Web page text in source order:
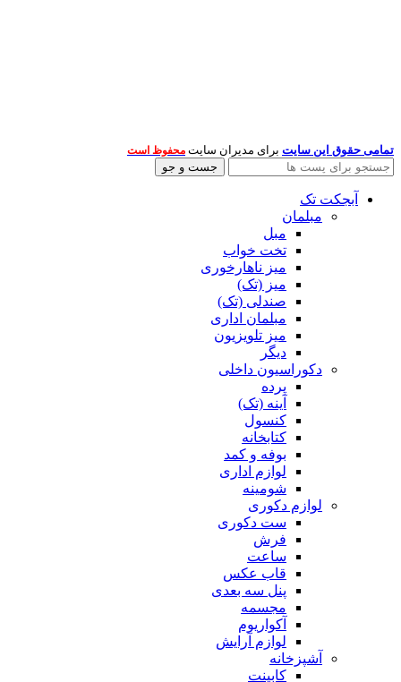
تمامی حقوق این سایت برای مدیران سایت محفوظ است
جست و جو
آبجکت تک
مبلمان
مبل
تخت خواب
میز ناهارخوری
میز (تک)
صندلی (تک)
مبلمان اداری
میز تلویزیون
دیگر
دکوراسیون داخلی
پرده
آینه (تک)
کنسول
کتابخانه
بوفه و کمد
لوازم اداری
شومینه
لوازم دکوری
ست دکوری
فرش
ساعت
قاب عکس
پنل سه بعدی
مجسمه
آکواریوم
لوازم آرایش
آشپزخانه
کابینت